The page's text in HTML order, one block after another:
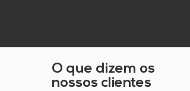
O que dizem os
nossos clientes